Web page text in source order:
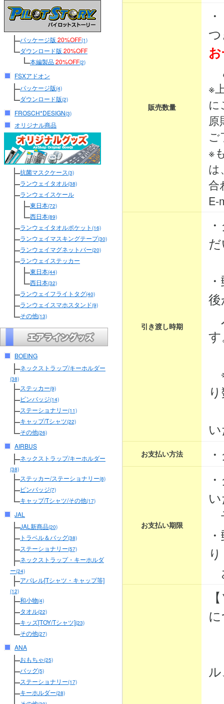
パッケージ版 20%OFF(1)
ダウンロード版 20%OFF
本編製品20%OFF(2)
FSXアドオン
パッケージ版(4)
ダウンロード版(2)
FROSCH*DESIGN(3)
オリジナル商品
抗菌マスクケース(3)
ランウェイタオル(38)
ランウェイスケール
東日本(72)
西日本(89)
ランウェイタオルポケット (16)
ランウェイマスキングテープ(30)
ランウェイマグネットバー(20)
ランウェイステッカー
東日本(44)
西日本(32)
ランウェイフライトタグ(40)
ランウェイスマホスタンド(9)
その他(13)
BOEING
ネックストラップ/キーホルダー
(38)
ステッカー(9)
ピンバッジ(14)
ステーショナリー(11)
キャップ/Tシャツ(22)
その他(26)
AIRBUS
ネックストラップ/キーホルダー
(38)
ステッカー/ステーショナリー(8)
ピンバッジ(7)
キャップ/Tシャツ/その他(17)
JAL
JAL新商品(20)
トラベル＆バッグ(38)
ステーショナリー(57)
ネックストラップ・キーホルダ
ー(24)
アパレル[Tシャツ・キャップ等]
(12)
和小物(4)
タオル(22)
キッズ[TOY/Tシャツ](23)
その他(27)
ANA
おもちゃ(25)
バッグ(5)
ステーショナリー(17)
キーホルダー(28)
販売数量
※
に
原
ご
※
は
合
E-
引き渡し時期
お支払い方法
お支払い期限